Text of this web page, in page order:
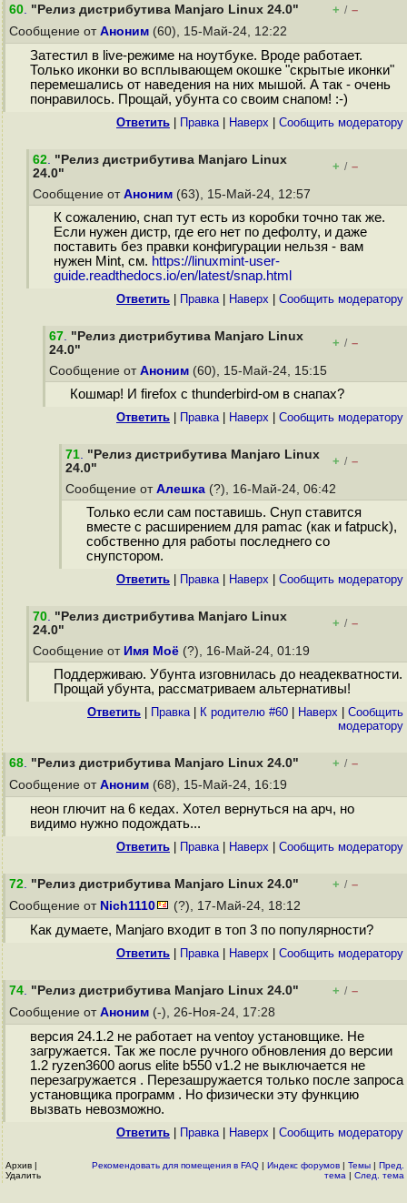
60. "Релиз дистрибутива Manjaro Linux 24.0" + / –
Сообщение от Аноним (60), 15-Май-24, 12:22
Затестил в live-режиме на ноутбуке. Вроде работает.
Только иконки во всплывающем окошке "скрытые иконки"
перемешались от наведения на них мышой. А так - очень
понравилось. Прощай, убунта со своим снапом! :-)
Ответить Правка| Наверх Cообщить модератору
62. "Релиз дистрибутива Manjaro Linux
24.0"
+ / –
Сообщение от Аноним (63), 15-Май-24, 12:57
К сожалению, снап тут есть из коробки точно так же.
Если нужен дистр, где его нет по дефолту, и даже
поставить без правки конфигурации нельзя - вам
нужен Mint, см. https://linuxmint-user-
guide.readthedocs.io/en/latest/snap.html
Ответить Правка| Наверх Cообщить модератору
67. "Релиз дистрибутива Manjaro Linux
24.0"
+ / –
Сообщение от Аноним (60), 15-Май-24, 15:15
Кошмар! И firefox с thunderbird-ом в снапах?
Ответить Правка| Наверх Cообщить модератору
71. "Релиз дистрибутива Manjaro Linux
24.0"
+ / –
Сообщение от Алешка (?), 16-Май-24, 06:42
Только если сам поставишь. Снуп ставится
вместе с расширением для pamac (как и fatpuck),
собственно для работы последнего со
снупстором.
Ответить Правка| Наверх Cообщить модератору
70. "Релиз дистрибутива Manjaro Linux
24.0"
+ / –
Сообщение от Имя Моё (?), 16-Май-24, 01:19
Поддерживаю. Убунта изговнилась до неадекватности.
Прощай убунта, рассматриваем альтернативы!
Ответить Правка| К родителю #60 Наверх
Cообщить
модератору
68. "Релиз дистрибутива Manjaro Linux 24.0" + / –
Сообщение от Аноним (68), 15-Май-24, 16:19
неон глючит на 6 кедах. Хотел вернуться на арч, но
видимо нужно подождать...
Ответить Правка| Наверх Cообщить модератору
72. "Релиз дистрибутива Manjaro Linux 24.0" + / –
Сообщение от Nich1110 (?), 17-Май-24, 18:12
Как думаете, Manjaro входит в топ 3 по популярности?
Ответить Правка| Наверх Cообщить модератору
74. "Релиз дистрибутива Manjaro Linux 24.0" + / –
Сообщение от Аноним (-), 26-Ноя-24, 17:28
версия 24.1.2 не работает на ventoy установщике. Не
загружается. Так же после ручного обновления до версии
1.2 ryzen3600 aorus elite b550 v1.2 не выключается не
перезагружается . Перезашружается только после запроса
установщика программ . Но физически эту функцию
вызвать невозможно.
Ответить Правка| Наверх Cообщить модератору
Архив |
Удалить
Рекомендовать для помещения в FAQ | Индекс форумов | Темы | Пред.
тема | След. тема